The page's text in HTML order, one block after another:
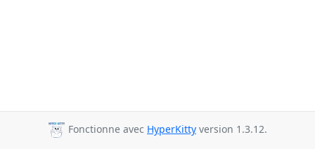
Fonctionne avec HyperKitty version 1.3.12.